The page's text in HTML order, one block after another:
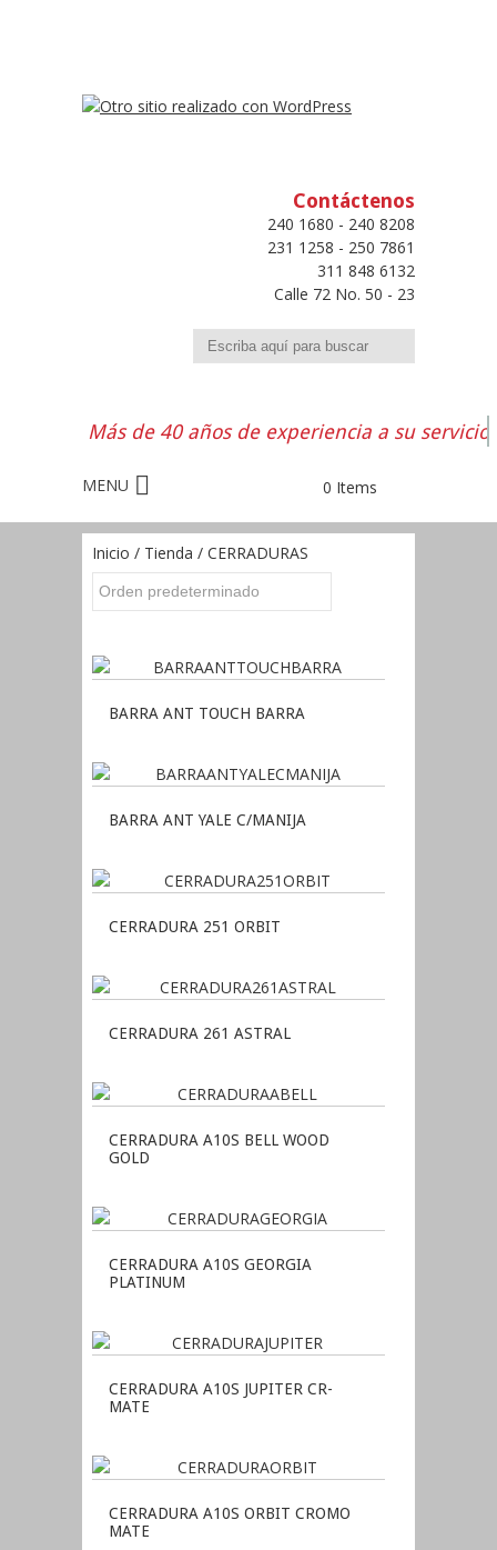
Contáctenos
240 1680 - 240 8208
231 1258 - 250 7861
311 848 6132
Calle 72 No. 50 - 23
Buscar
Más de 40 años de experiencia a su servicio
0 Items
Inicio / Tienda / CERRADURAS
BARRA ANT TOUCH BARRA
BARRA ANT YALE C/MANIJA
CERRADURA 251 ORBIT
CERRADURA 261 ASTRAL
CERRADURA A10S BELL WOOD
GOLD
CERRADURA A10S GEORGIA
PLATINUM
CERRADURA A10S JUPITER CR-
MATE
CERRADURA A10S ORBIT CROMO
MATE